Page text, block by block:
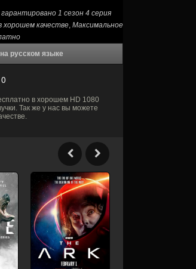
1 сезон 4 серия
хорошем качестве, Максимальное
русском языке
в хорошем HD 1080
Так же у нас вы можете